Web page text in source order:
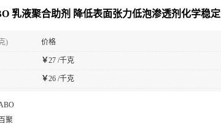
乳液聚合助剂 降低表面张力低泡渗透剂化学稳定
) 价格
￥27 /千克
￥26 /千克
聚